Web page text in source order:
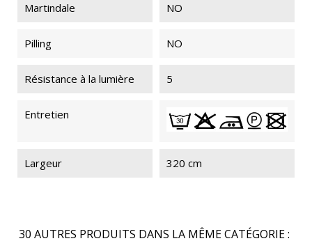
Martindale NO
Pilling NO
Résistance à la lumière 5
Entretien
Largeur 320 cm
30 AUTRES PRODUITS DANS LA MÊME CATÉGORIE :